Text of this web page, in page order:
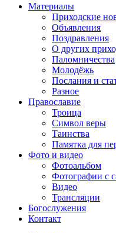
Материалы
Приходские
Объявления
Поздравления
О других
Паломничества
Молодёжь
Послания и
Разное
Православие
Троица
Символ веры
Таинства
Памятка для
Фото и видео
Фотоальбом
Фотографии с
Видео
Трансляции
Богослужения
Контакт